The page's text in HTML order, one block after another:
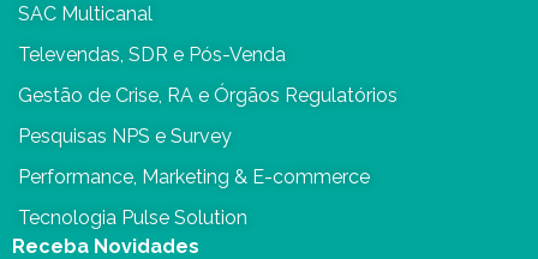
SAC Multicanal
Televendas, SDR e Pós-Venda
Gestão de Crise, RA e Órgãos Regulatórios
Pesquisas NPS e Survey
Performance, Marketing & E-commerce
Tecnologia Pulse Solution
Receba Novidades